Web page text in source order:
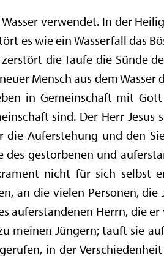
verwendet. In der
es wie ein Wasserfall das
die Taufe die Sünde
Mensch aus dem Wasser
in Gemeinschaft mit
sind. Der Herr Jesus
Auferstehung und den
gestorbenen und
nicht für sich selbst
an die vielen Personen, die
auferstandenen Herrn, die
meinen Jüngern; tauft sie
in der